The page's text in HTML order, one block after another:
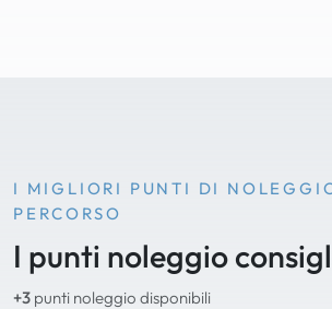
I MIGLIORI PUNTI DI
PERCORSO
I punti noleggio
+3 punti noleggio disponibili